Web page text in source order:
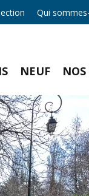
Qui
NEUF NOS